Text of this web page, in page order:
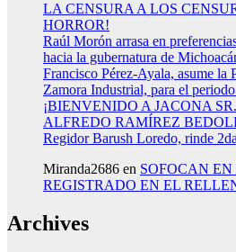
LA CENSURA A LOS
HORROR!
Raúl Morón arrasa en
hacia la gubernatura de
Francisco Pérez-Ayala, asume la
Zamora Industrial, para el
¡BIENVENIDO A JACONA
ALFREDO RAMÍREZ
Regidor Barush Loredo, rinde
Miranda2686 en SOFOCAN
REGISTRADO EN EL
Archives